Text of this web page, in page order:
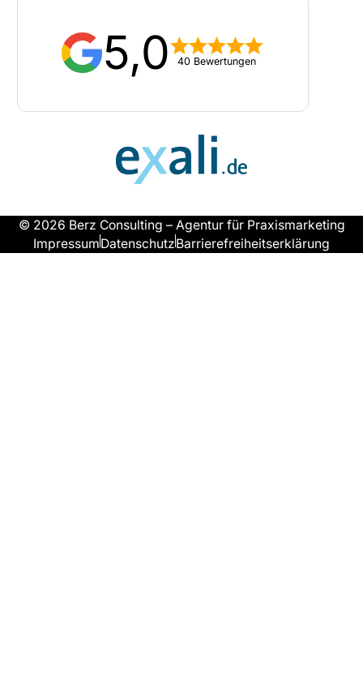
5,0 40 Bewertungen
© 2026 Berz Consulting – Agentur für Praxismarketing
ImpressumDatenschutzBarrierefreiheitserklärung